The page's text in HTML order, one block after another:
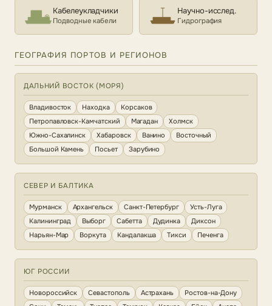
Кабелеукладчики
Подводные кабели
Научно-исслед.
Гидрография
ГЕОГРАФИЯ ПОРТОВ И РЕГИОНОВ
ДАЛЬНИЙ ВОСТОК (МОРЯ)
Владивосток Находка
Корсаков
Петропавловск-Камчатский
Магадан
Холмск
Южно-Сахалинск
Хабаровск Ванино
Восточный
Большой Камень
Посьет Зарубино
СЕВЕР И БАЛТИКА
Мурманск Архангельск Санкт-Петербург
Усть-Луга
Калининград
Выборг Сабетта Дудинка
Диксон
Нарьян-Мар
Воркута Кандалакша Тикси Печенга
ЮГ РОССИИ
Новороссийск Севастополь Астрахань
Ростов-на-Дону